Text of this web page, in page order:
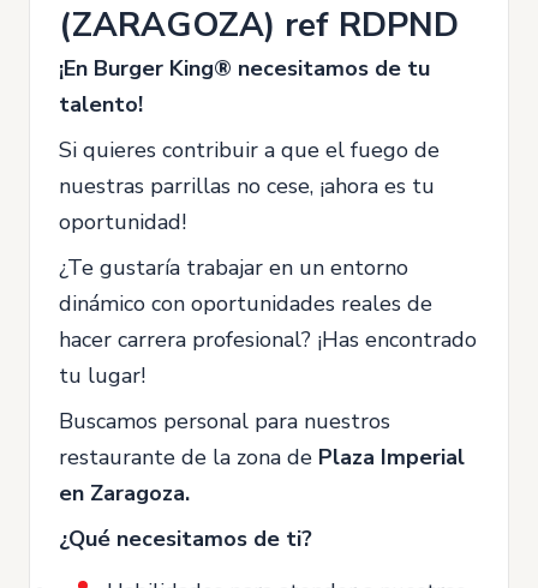
(ZARAGOZA) ref RDPND
¡En Burger King® necesitamos de tu
talento!
Si quieres contribuir a que el fuego de
nuestras parrillas no cese, ¡ahora es tu
oportunidad!
¿Te gustaría trabajar en un entorno
dinámico con oportunidades reales de
hacer carrera profesional? ¡Has encontrado
tu lugar!
Buscamos personal para nuestros
restaurante de la zona de Plaza Imperial
en Zaragoza.
¿Qué necesitamos de ti?